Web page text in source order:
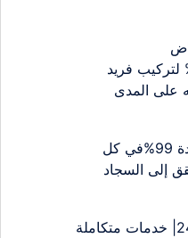
100% لتركيب فريد
على المدى
شركة تنظيف بالخرج بجودة 99%في كل
إلى السجاد
شركة نظافة بالرياض 24/7| خدمات متكاملة